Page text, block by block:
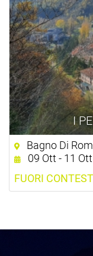
I
Bagno Di
09 Ott - 11
FUORI